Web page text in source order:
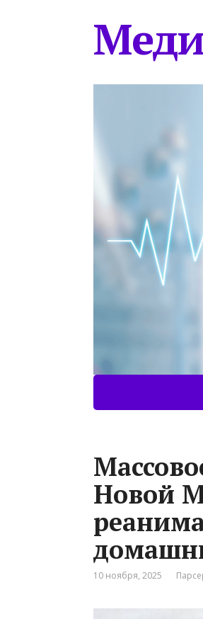
Новой
10 ноября, 2025